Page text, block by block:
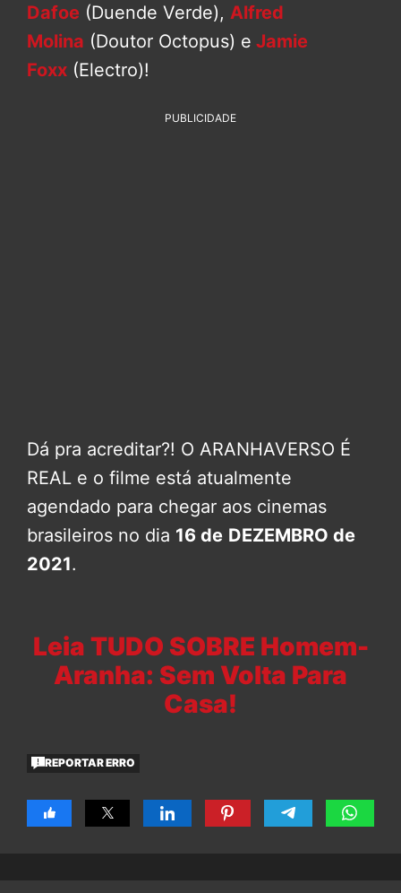
Dafoe (Duende Verde), Alfred
Molina (Doutor Octopus) e Jamie
Foxx (Electro)!
PUBLICIDADE
Dá pra acreditar?! O ARANHAVERSO É
REAL e o filme está atualmente
agendado para chegar aos cinemas
brasileiros no dia 16 de DEZEMBRO de
2021.
Leia TUDO SOBRE Homem-
Aranha: Sem Volta Para
Casa!
REPORTAR ERRO